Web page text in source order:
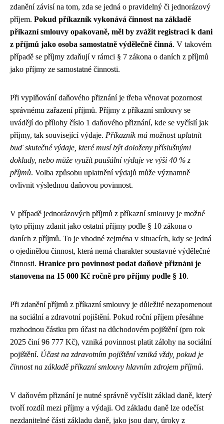
zdanění závisí na tom, zda se jedná o pravidelný či jednorázový
příjem. Pokud příkazník vykonává činnost na základě
příkazní smlouvy opakovaně, měl by zvážit registraci k dani
z příjmů jako osoba samostatně výdělečně činná. V takovém
případě se příjmy zdaňují v rámci § 7 zákona o daních z příjmů
jako příjmy ze samostatné činnosti.
Při vyplňování daňového přiznání je třeba věnovat pozornost
správnému zařazení příjmů. Příjmy z příkazní smlouvy se
uvádějí do přílohy číslo 1 daňového přiznání, kde se vyčíslí jak
příjmy, tak související výdaje. Příkazník má možnost uplatnit
buď skutečné výdaje, které musí být doloženy příslušnými
doklady, nebo může využít paušální výdaje ve výši 40 % z
příjmů. Volba způsobu uplatnění výdajů může významně
ovlivnit výslednou daňovou povinnost.
V případě jednorázových příjmů z příkazní smlouvy je možné
tyto příjmy zdanit jako ostatní příjmy podle § 10 zákona o
daních z příjmů. To je vhodné zejména v situacích, kdy se jedná
o ojedinělou činnost, která nemá charakter soustavné výdělečné
činnosti. Hranice pro povinnost podat daňové přiznání je
stanovena na 15 000 Kč ročně pro příjmy podle § 10.
Při zdanění příjmů z příkazní smlouvy je důležité nezapomenout
na sociální a zdravotní pojištění. Pokud roční příjem přesáhne
rozhodnou částku pro účast na důchodovém pojištění (pro rok
2025 činí 96 777 Kč), vzniká povinnost platit zálohy na sociální
pojištění. Účast na zdravotním pojištění vzniká vždy, pokud je
činnost na základě příkazní smlouvy hlavním zdrojem příjmů.
V daňovém přiznání je nutné správně vyčíslit základ daně, který
tvoří rozdíl mezi příjmy a výdaji. Od základu daně lze odečíst
nezdanitelné části základu daně, jako jsou dary, úroky z